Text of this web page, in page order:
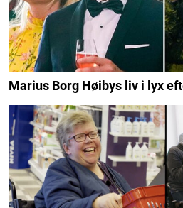
Marius Borg Høibys liv i lyx